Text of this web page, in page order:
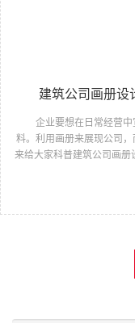
建筑公司画册设
企业要想在日常经营中
料。利用画册来展现公司
来给大家科普建筑公司画
态，建筑公司基本信息的
享关于建筑公司